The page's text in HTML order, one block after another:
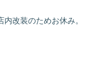
改装のためお休み。